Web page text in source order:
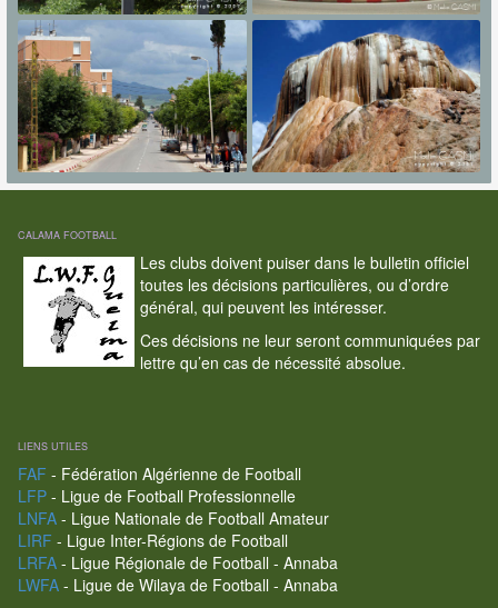
CALAMA FOOTBALL
Les clubs doivent puiser dans le bulletin officiel
toutes les décisions particulières, ou d’ordre
général, qui peuvent les intéresser.
Ces décisions ne leur seront communiquées par
lettre qu’en cas de nécessité absolue.
LIENS UTILES
FAF - Fédération Algérienne de Football
LFP- Ligue de Football Professionnelle
LNFA- Ligue Nationale de Football Amateur
LIRF - Ligue Inter-Régions de Football
LRFA- Ligue Régionale de Football - Annaba
LWFA- Ligue de Wilaya de Football - Annaba